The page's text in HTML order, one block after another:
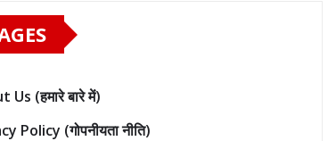
Us (हमारे बारे में)
Policy (गोपनीयता नीति)